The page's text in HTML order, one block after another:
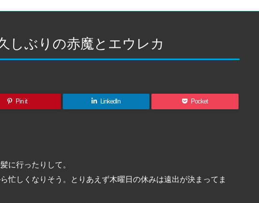
しぶりの赤魔とエウレカ
Pin it LinkedIn Pocket
に行ったりして。
忙しくなりそう。とりあえず木曜日の休みは遠出が決まってま